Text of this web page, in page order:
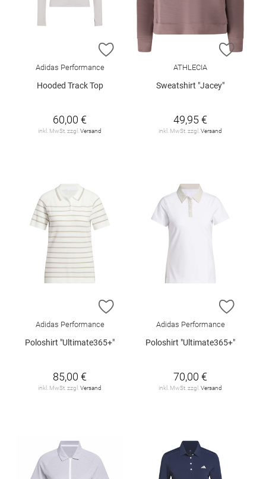
ZUR WUNSCHLISTE HINZUFÜGEN
Adidas Performance
Hooded Track Top
60,00 €
inkl. MwSt. zzgl.Versand
ZUR
ATHLECIA
Sweatshirt "Jacey"
49,95 €
inkl. MwSt. zzgl.Versand
ZUR WUNSCHLISTE HINZUFÜGEN
Adidas Performance
Poloshirt "Ultimate365+"
85,00 €
inkl. MwSt. zzgl.Versand
ZUR
Adidas Performance
Poloshirt "Ultimate365+"
70,00 €
inkl. MwSt. zzgl.Versand